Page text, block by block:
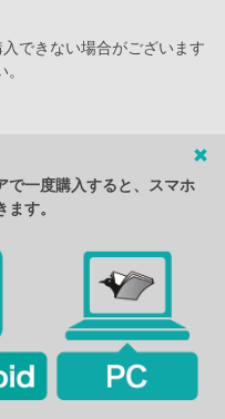
できない場合がございます
で一度購入すると、スマホ
す。